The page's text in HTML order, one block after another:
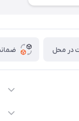
در محل